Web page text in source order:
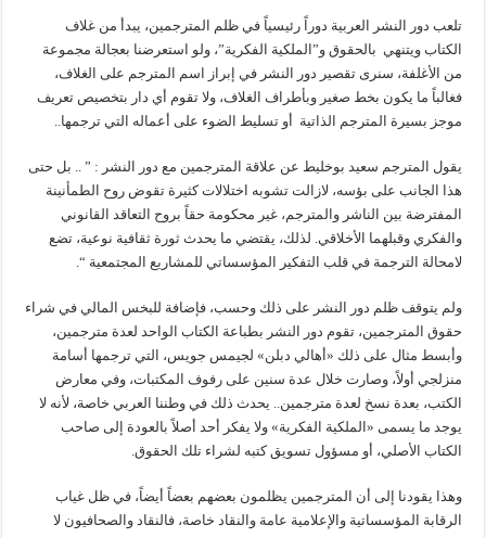
تلعب دور النشر العربية دوراً رئيسياً في ظلم المترجمين، يبدأ من غلاف
الكتاب ويتنهي بالحقوق و”الملكية الفكرية”، ولو استعرضنا بعجالة مجموعة
من الأغلفة، سنرى تقصير دور النشر في إبراز اسم المترجم على الغلاف،
فغالباً ما يكون بخط صغير وبأطراف الغلاف، ولا تقوم أي دار بتخصيص تعريف
موجز بسيرة المترجم الذاتية أو تسليط الضوء على أعماله التي ترجمها..
يقول المترجم سعيد بوخليط عن علاقة المترجمين مع دور النشر : ” .. بل حتى
هذا الجانب على بؤسه، لازالت تشوبه اختلالات كثيرة تقوض روح الطمأنينة
المفترضة بين الناشر والمترجم، غير محكومة حقاً بروح التعاقد القانوني
والفكري وقبلهما الأخلاقي. لذلك، يقتضي ما يحدث ثورة ثقافية نوعية، تضع
لامحالة الترجمة في قلب التفكير المؤسساتي للمشاريع المجتمعية “.
ولم يتوقف ظلم دور النشر على ذلك وحسب، فإضافة للبخس المالي في شراء
حقوق المترجمين، تقوم دور النشر بطباعة الكتاب الواحد لعدة مترجمين،
وأبسط مثال على ذلك «أهالي دبلن» لجيمس جويس، التي ترجمها أسامة
منزلجي أولاً، وصارت خلال عدة سنين على رفوف المكتبات، وفي معارض
الكتب، بعدة نسخ لعدة مترجمين.. يحدث ذلك في وطننا العربي خاصة، لأنه لا
يوجد ما يسمى «الملكية الفكرية» ولا يفكر أحد أصلاً بالعودة إلى صاحب
الكتاب الأصلي، أو مسؤول تسويق كتبه لشراء تلك الحقوق.
وهذا يقودنا إلى أن المترجمين يظلمون بعضهم بعضاً أيضاً، في ظل غياب
الرقابة المؤسساتية والإعلامية عامة والنقاد خاصة، فالنقاد والصحافيون لا